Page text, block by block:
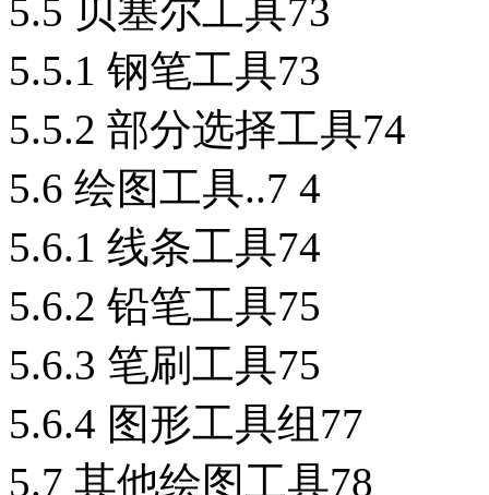
5.5 贝塞尔工具73
5.5.1 钢笔工具73
5.5.2 部分选择工具74
5.6 绘图工具..7 4
5.6.1 线条工具74
5.6.2 铅笔工具75
5.6.3 笔刷工具75
5.6.4 图形工具组77
5.7 其他绘图工具78